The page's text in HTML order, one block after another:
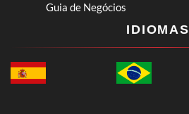
Guia de Negócios
IDIOMAS